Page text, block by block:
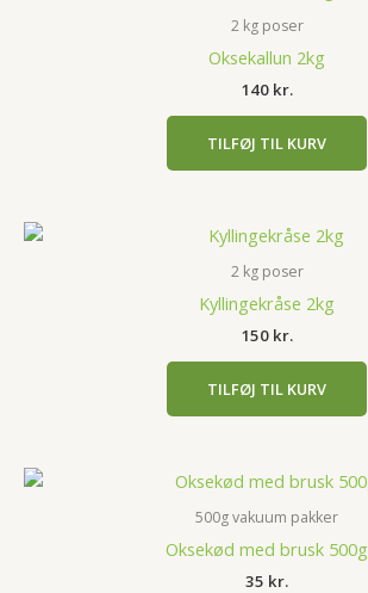
2 kg poser
Oksekallun 2kg
140 kr.
TILFØJ TIL KURV
2 kg poser
Kyllingekråse 2kg
150 kr.
TILFØJ TIL KURV
500g vakuum pakker
Oksekød med brusk 500g
35 kr.